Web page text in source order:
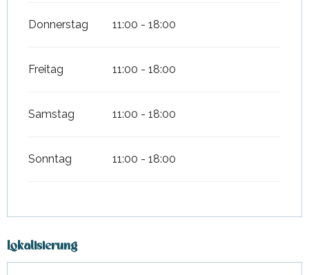
Donnerstag 11:00 - 18:00
Freitag 11:00 - 18:00
Samstag 11:00 - 18:00
Sonntag 11:00 - 18:00
Lokalisierung